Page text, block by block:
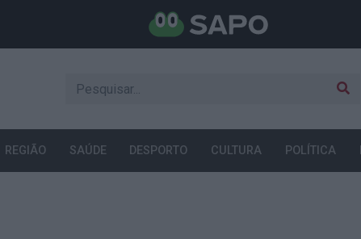
REGIÃO SAÚDE DESPORTO CULTURA POLÍTICA